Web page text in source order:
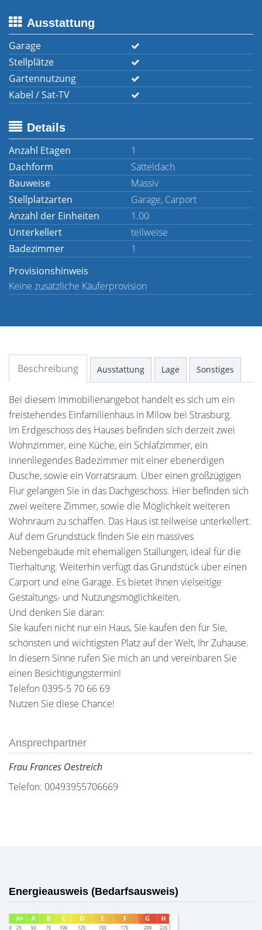
Ausstattung
Garage
Stellplätze
Gartennutzung
Kabel / Sat-TV
Details
Anzahl Etagen
1
Dachform
Satteldach
Bauweise
Massiv
Stellplatzarten
Garage, Carport
Anzahl der Einheiten
1.00
Unterkellert
teilweise
Badezimmer
1
Provisionshinweis
Keine zusätzliche Käuferprovision
Beschreibung Ausstattung Lage Sonstiges
Bei diesem Immobilienangebot handelt es sich um ein
freistehendes Einfamilienhaus in Milow bei Strasburg.
Im Erdgeschoss des Hauses befinden sich derzeit zwei
Wohnzimmer, eine Küche, ein Schlafzimmer, ein
innenliegendes Badezimmer mit einer ebenerdigen
Dusche, sowie ein Vorratsraum. Über einen großzügigen
Flur gelangen Sie in das Dachgeschoss. Hier befinden sich
zwei weitere Zimmer, sowie die Möglichkeit weiteren
Wohnraum zu schaffen. Das Haus ist teilweise unterkellert.
Auf dem Grundstück finden Sie ein massives
Nebengebäude mit ehemaligen Stallungen, ideal für die
Tierhaltung. Weiterhin verfügt das Grundstück über einen
Carport und eine Garage. Es bietet Ihnen vielseitige
Gestaltungs- und Nutzungsmöglichkeiten.
Und denken Sie daran:
Sie kaufen nicht nur ein Haus, Sie kaufen den für Sie,
schönsten und wichtigsten Platz auf der Welt, Ihr Zuhause.
In diesem Sinne rufen Sie mich an und vereinbaren Sie
einen Besichtigungstermin!
Telefon 0395-5 70 66 69
Nutzen Sie diese Chance!
Ansprechpartner
Frau Frances Oestreich
Telefon: 00493955706669
Energieausweis (Bedarfsausweis)